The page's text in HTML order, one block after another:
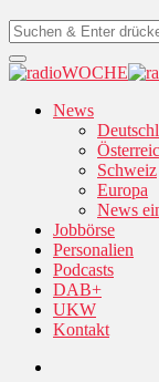
News
Schweiz
Europa
News
Jobbörse
Personalien
Podcasts
DAB+
UKW
Kontakt